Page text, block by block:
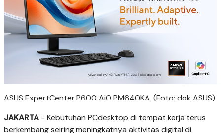
ASUS ExpertCenter P600 AiO PM640KA. (Foto: dok ASUS)
JAKARTA - Kebutuhan PCdesktop di tempat kerja terus
berkembang seiring meningkatnya aktivitas digital di